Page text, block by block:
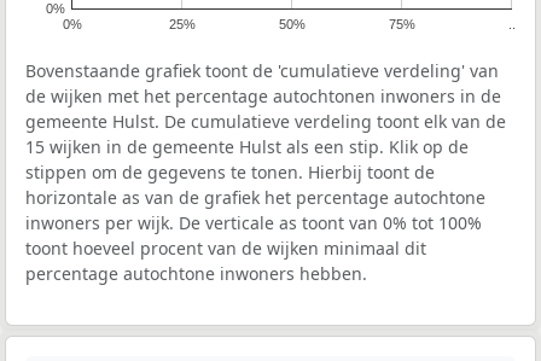
0% 25% 50% 75%
0%
Bovenstaande grafiek toont de 'cumulatieve verdeling' van
de wijken met het percentage autochtonen inwoners in de
gemeente Hulst. De cumulatieve verdeling toont elk van de
15 wijken in de gemeente Hulst als een stip. Klik op de
stippen om de gegevens te tonen. Hierbij toont de
horizontale as van de grafiek het percentage autochtone
inwoners per wijk. De verticale as toont van 0% tot 100%
toont hoeveel procent van de wijken minimaal dit
percentage autochtone inwoners hebben.